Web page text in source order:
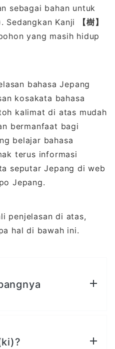
sebagai bahan untuk
Sedangkan Kanji
【樹】
yang masih hidup
bahasa Jepang
kosakata bahasa
kalimat di atas mudah
bermanfaat bagi
belajar bahasa
terus informasi
seputar Jepang di web
Jepang.
penjelasan di atas,
hal di bawah ini.